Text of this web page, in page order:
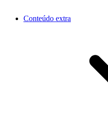
Conteúdo extra